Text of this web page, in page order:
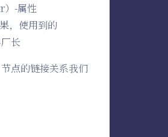
-属性
，使用到的
长
点的链接关系我们